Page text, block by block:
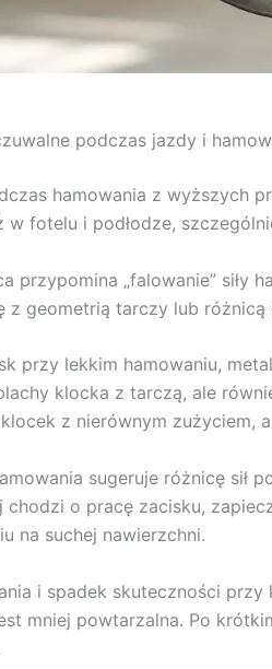
podczas jazdy i
hamowania z wyższych
w fotelu i podłodze,
przypomina „falowanie”
z geometrią tarczy lub
przy lekkim hamowaniu,
klocka z tarczą, ale
z nierównym zużyciem,
sugeruje różnicę sił
chodzi o pracę zacisku,
na suchej nawierzchni.
i spadek skuteczności
jest mniej powtarzalna. Po